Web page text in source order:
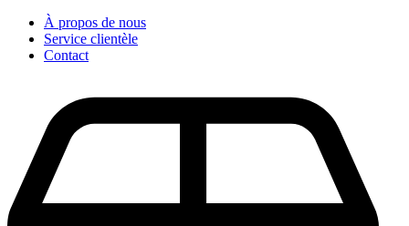
À propos de nous
Service clientèle
Contact